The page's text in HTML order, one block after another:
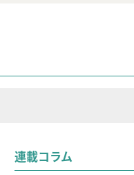
連載コラム